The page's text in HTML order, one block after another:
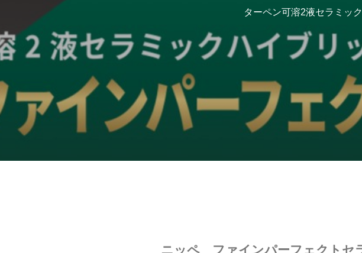
ターペン可溶2液セラミッ
ニッペ ファインパーフェクトセ